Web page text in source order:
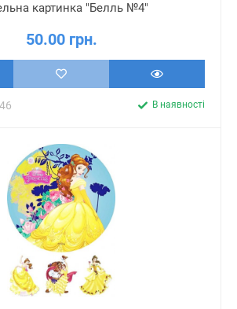
картинка "Белль №4"
50.00 грн.
В наявності